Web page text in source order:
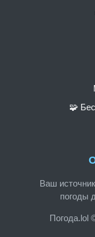
Ваш
погоды
Погода.lol
🧩